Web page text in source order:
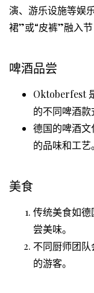
演、游乐设施等娱
裙”或“皮裤”融入节
啤酒品尝
Oktoberfest
的不同啤酒款
德国的啤酒
的品味和工艺。
美食
传统美食如
尝美味。
不同厨师团
的游客。